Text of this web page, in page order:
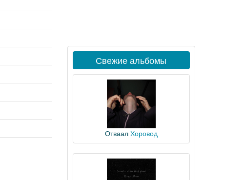
Свежие альбомы
Отваал Хоровод